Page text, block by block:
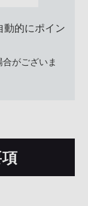
動的にポイン
がございま